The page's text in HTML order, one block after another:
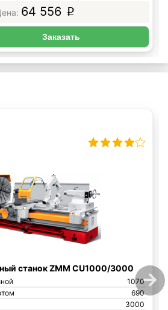
64 556 p
Заказать
станок ZMM CU1000/3000
1070
690
3000